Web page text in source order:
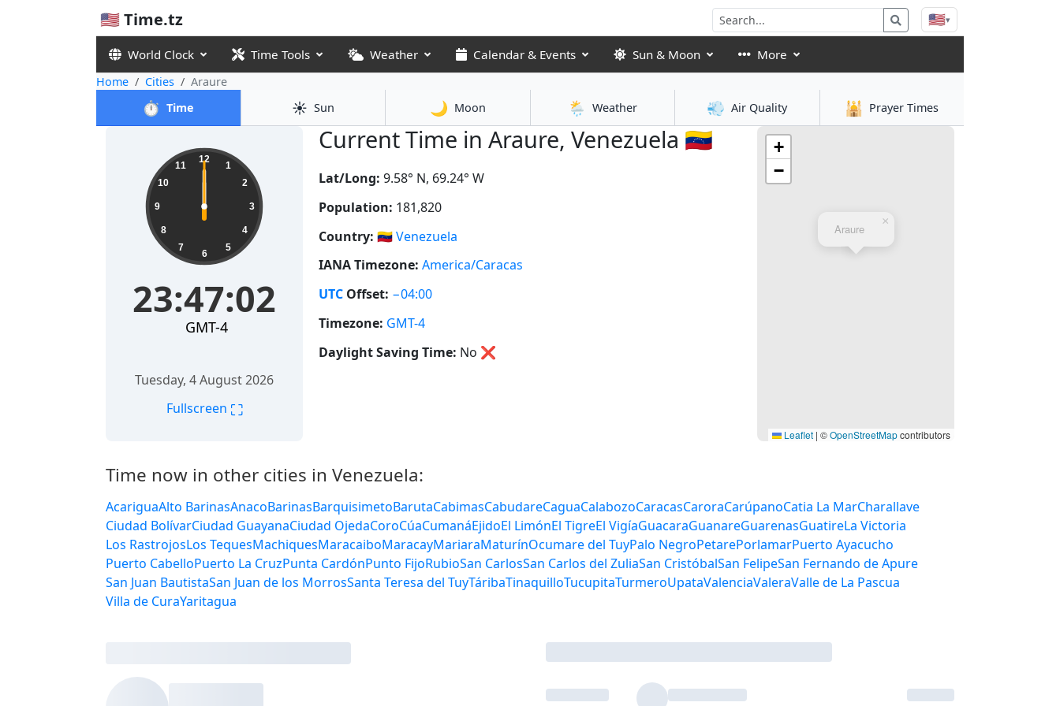
🇺🇸 Time.tz 🇺🇸▾
World Clock Time Tools Weather Calendar & Events Sun & Moon More
Home Cities Araure
⏱️ Time ☀️ Sun 🌙 Moon 🌦️ Weather 💨 Air Quality 🕌 Prayer Times
Current Time in Araure, Venezuela 🇻🇪
14:42:32 12
1
2
3
4
5
6
7
8
9
10
11
14:42:32
GMT-4
Friday, August 7, 2026
Fullscreen ⛶
Lat/Long: 9.58° N, 69.24° W
Population: 181,820
Country: 🇻🇪Venezuela
IANA Timezone: America/Caracas
UTC Offset: −04:00
Timezone: GMT-4
Daylight Saving Time: No ❌
Araure
×
+
−
Leaflet | ©OpenStreetMapcontributors
Time now in other cities in Venezuela:
Acarigua Alto Barinas Anaco Barinas Barquisimeto Baruta Cabimas Cabudare Cagua Calabozo Caracas
Carora Carúpano Catia La Mar Charallave Ciudad Bolívar Ciudad Guayana Ciudad Ojeda Coro Cúa Cumaná
Ejido El Limón El Tigre El Vigía Guacara Guanare Guarenas Guatire La Victoria Los Rastrojos Los Teques
Machiques Maracaibo
San Fernando de Apure San Juan Bautista Santa Teresa del Tuy Táriba Tinaquillo Tucupita
Yaritagua